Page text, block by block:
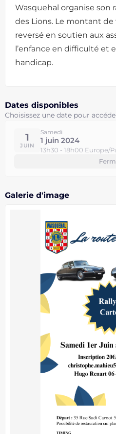
Wasquehal organise son
des Lions. Le montant
reversé en soutien aux
l’enfance en difficulté et
handicap.
Dates disponibles
Choisissez une date pour
1
JUIN
Samedi
1 juin 2024
13h30 - 18h00 Europe/
Galerie d'image